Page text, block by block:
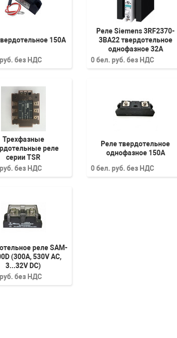
150А
без НДС
Реле Siemens 3RF2370-
3BA22 твердотельное
однофазное 32А
0 бел. руб. без НДС
Трехфазные
реле
серии TSR
без НДС
Реле твердотельное
однофазное 150А
0 бел. руб. без НДС
реле SAM-
(300A, 530V AC,
3...32V DC)
без НДС